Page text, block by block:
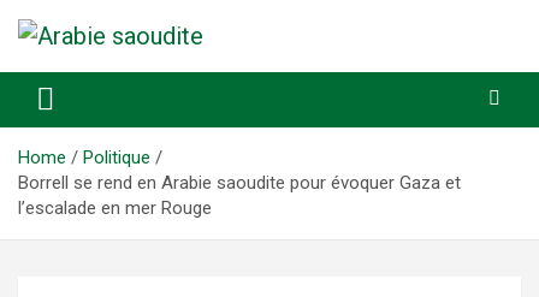
Arabie saoudite
Home
Politique
Borrell se rend en Arabie saoudite pour évoquer Gaza et
l’escalade en mer Rouge